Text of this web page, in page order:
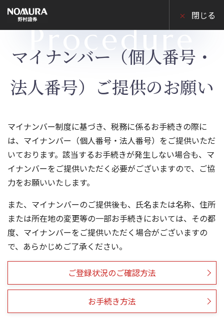
の
ー
閉じる
Procedure
マイナンバー（個人番号・
法人番号）ご提供のお願い
マイナンバー制度に基づき、税務に係るお手続きの際に
は、マイナンバー（個人番号・法人番号）をご提供いただ
いております。該当するお手続きが発生しない場合も、マ
イナンバーをご提供いただく必要がございますので、ご協
力をお願いいたします。
また、マイナンバーのご提供後も、氏名または名称、住所
または所在地の変更等の一部お手続きにおいては、その都
度、マイナンバーをご提供いただく場合がございますの
で、あらかじめご了承ください。
ご登録状況のご確認方法
お手続き方法